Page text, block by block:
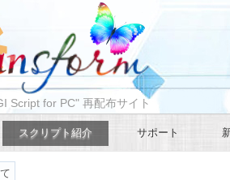
Script for PC" 再配布サイト
スクリプト紹介 サポート